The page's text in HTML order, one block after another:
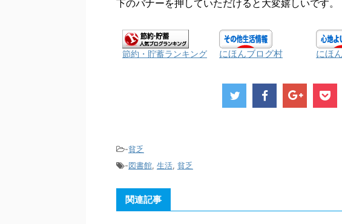
下のバナーを押していただけると大変嬉しいです。
節約・貯蓄ランキング にほんブログ村 にほ
-貧乏
-図書館, 生活, 貧乏
関連記事